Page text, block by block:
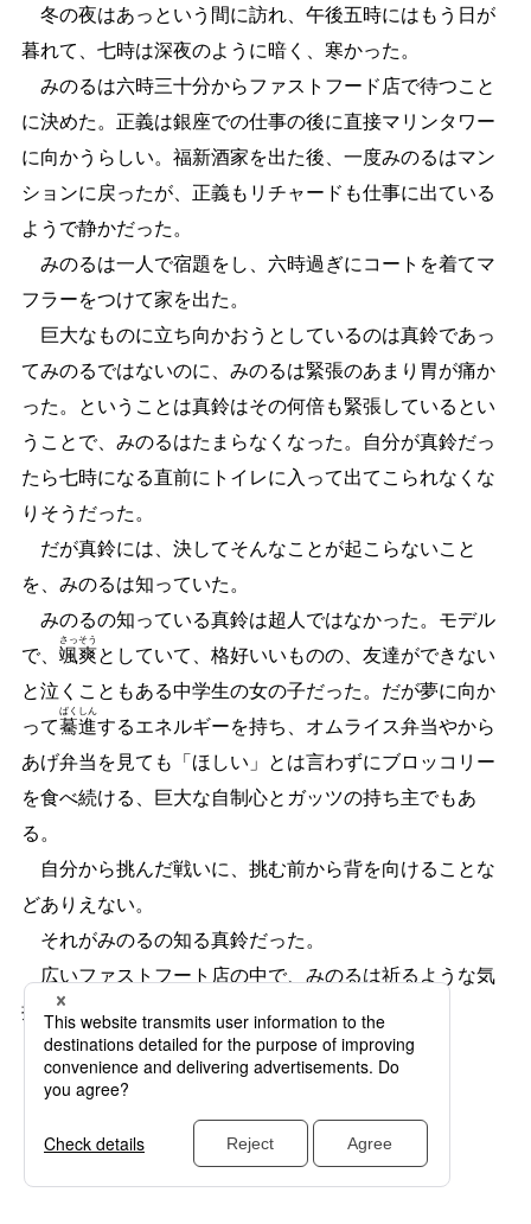
冬の夜はあっという間に訪れ、午後五時にはもう日が
暮れて、七時は深夜のように暗く、寒かった。
みのるは六時三十分からファストフード店で待つこと
に決めた。正義は銀座での仕事の後に直接マリンタワー
に向かうらしい。福新酒家を出た後、一度みのるはマン
ションに戻ったが、正義もリチャードも仕事に出ている
ようで静かだった。
みのるは一人で宿題をし、六時過ぎにコートを着てマ
フラーをつけて家を出た。
巨大なものに立ち向かおうとしているのは真鈴であっ
てみのるではないのに、みのるは緊張のあまり胃が痛か
った。ということは真鈴はその何倍も緊張しているとい
うことで、みのるはたまらなくなった。自分が真鈴だっ
たら七時になる直前にトイレに入って出てこられなくな
りそうだった。
だが真鈴には、決してそんなことが起こらないこと
を、みのるは知っていた。
みのるの知っている真鈴は超人ではなかった。モデル
で、 颯
さっ
爽
そう
としていて、格好いいものの、友達ができない
と泣くこともある中学生の女の子だった。だが夢に向か
って驀
ばく
進
しん
するエネルギーを持ち、オムライス弁当やから
あげ弁当を見ても「ほしい」とは言わずにブロッコリー
を食べ続ける、巨大な自制心とガッツの持ち主でもあ
る。
自分から挑んだ戦いに、挑む前から背を向けることな
どありえない。
それがみのるの知る真鈴だった。
広いファストフート店の中で、みのるは祈るような気
持ちで七時を待った。
【つづく】